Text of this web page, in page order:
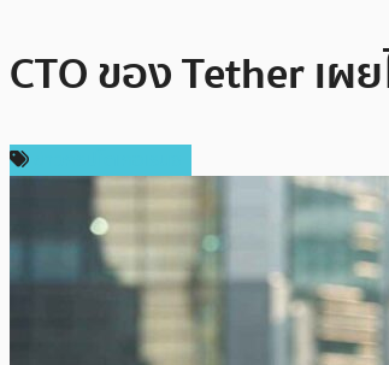
CTO ของ Tether เ